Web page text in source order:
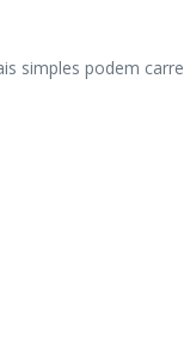
simples podem